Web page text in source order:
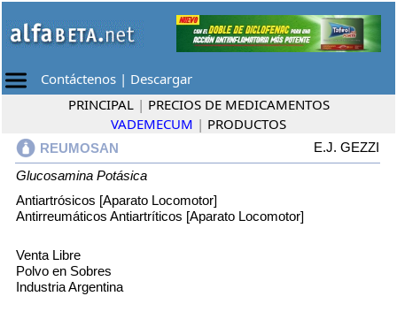
Contáctenos | Descargar
PRINCIPAL | PRECIOS DE MEDICAMENTOS
VADEMECUM | PRODUCTOS
REUMOSAN
E.J. GEZZI
Glucosamina Potásica
Antiartrósicos [Aparato Locomotor]
Antirreumáticos Antiartríticos [Aparato Locomotor]
Venta Libre
Polvo en Sobres
Industria Argentina